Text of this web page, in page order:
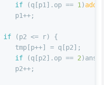
if (q[p1].op == 1 )add
			p1++;
if (p2 <= r) {
			tmp[p++] = q[p2];
if (q[p2].op == 2
			p2++;